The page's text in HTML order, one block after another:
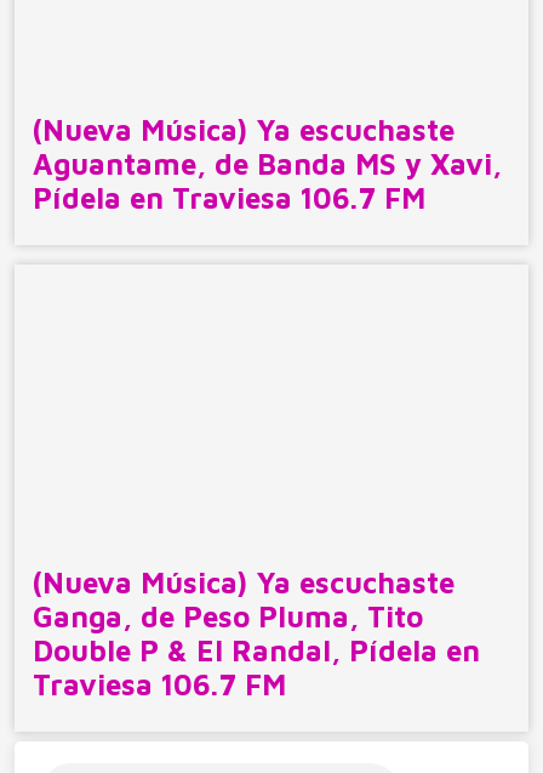
(Nueva Música) Ya escuchaste
Aguantame, de Banda MS y Xavi,
Pídela en Traviesa 106.7 FM
(Nueva Música) Ya escuchaste
Ganga, de Peso Pluma, Tito
Double P & El Randal, Pídela en
Traviesa 106.7 FM